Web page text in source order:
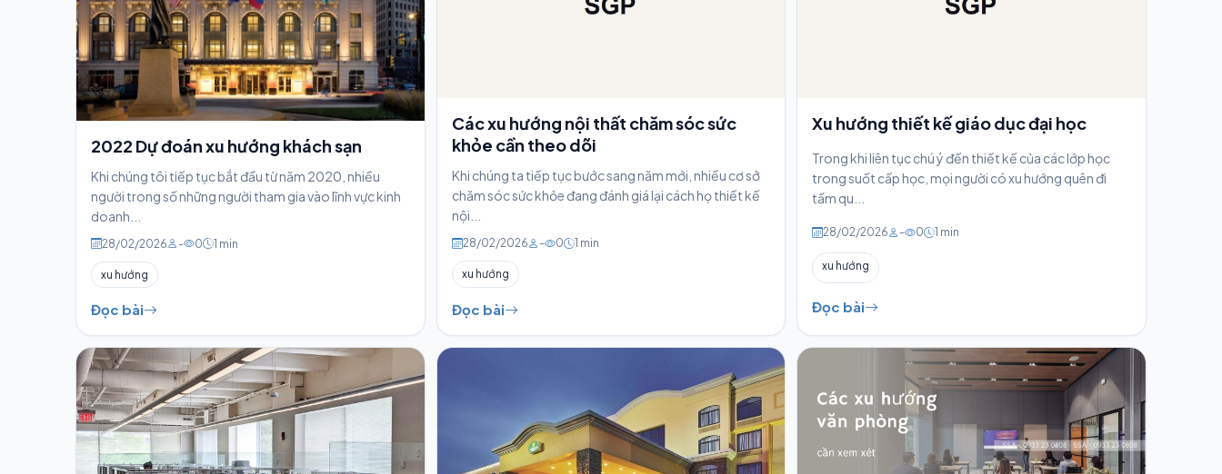
2022 Dự đoán xu hướng khách sạn
Khi chúng tôi tiếp tục bắt đầu từ năm 2020, nhiều
người trong số những người tham gia vào lĩnh vực kinh
doanh...
28/02/2026 - 0 1 min
xu hướng
Đọc bài
Các xu hướng nội thất chăm sóc sức
khỏe cần theo dõi
Khi chúng ta tiếp tục bước sang năm mới, nhiều cơ sở
chăm sóc sức khỏe đang đánh giá lại cách họ thiết kế
nội...
28/02/2026 - 0 1 min
xu hướng
Đọc bài
Xu hướng thiết kế giáo dục đại học
Trong khi liên tục chú ý đến thiết kế của các lớp học
trong suốt cấp học, mọi người có xu hướng quên đi
tầm qu...
28/02/2026 - 0 1 min
xu hướng
Đọc bài